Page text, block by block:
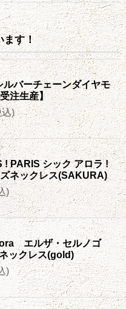
ます！
バーチェーンダイヤモ
注生産】
込)
! PARIS シック アロラ !
ネックレス(SAKURA)
)
エルザ・セルノゴ
ックレス(gold)
)